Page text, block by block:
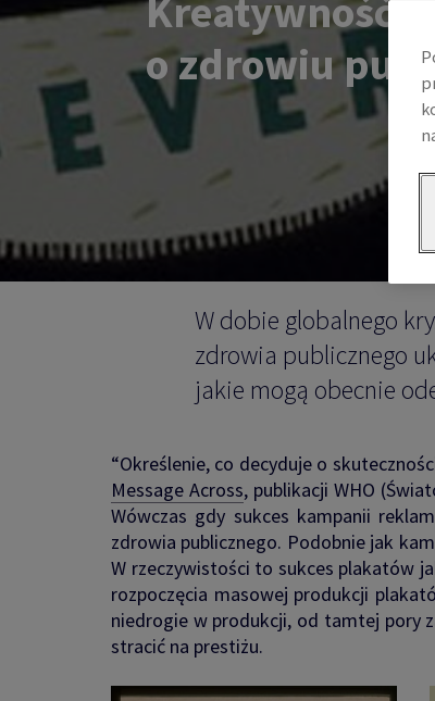
Kreatywność
o zdrowiu
W dobie globalnego
zdrowia publicznego
jakie mogą obecnie
“Określenie, co decyduje o
Message Across, publikacji WHO
Wówczas gdy sukces kampanii
zdrowia publicznego. Podobnie jak
W rzeczywistości to sukces plakatów
rozpoczęcia masowej produkcji
niedrogie w produkcji, od tamtej pory
stracić na prestiżu.